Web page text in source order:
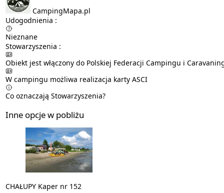
CampingMapa.pl
Udogodnienia :
Nieznane
Stowarzyszenia :
Obiekt jest włączony do Polskiej Federacji Campingu i
W campingu możliwa realizacja karty ASCI
Co oznaczają Stowarzyszenia?
Inne opcje w pobliżu
CHAŁUPY Kaper nr 152